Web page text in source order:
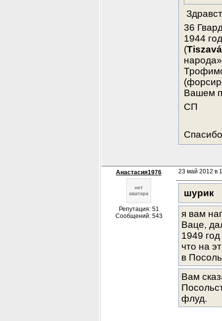
36
1944
(
Вашем
СП
Анастасия1976
Репутация: 51
Сообщений: 543
23 май 2012 в
шурик
я вам
Ваце,
1949
что на
в
Вам
флуд.